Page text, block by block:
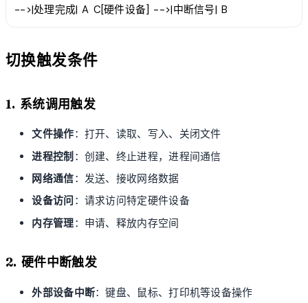
-->|处理完成| A C[硬件设备] -->|中断信号| B
切换触发条件
1. 系统调用触发
文件操作：打开、读取、写入、关闭文件
进程控制 ：创建、终止进程，进程间通信
网络通信：发送、接收网络数据
设备访问 ：请求访问特定硬件设备
内存管理：申请、释放内存空间
2. 硬件中断触发
外部设备中断：键盘、鼠标、打印机等设备操作